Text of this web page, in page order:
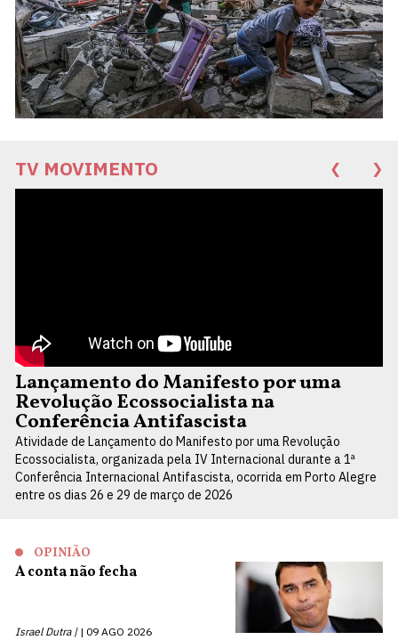
TV MOVIMENTO ❮ ❯
Lançamento do Manifesto por uma
Revolução Ecossocialista na
Conferência Antifascista
Atividade de Lançamento do Manifesto por uma Revolução
Ecossocialista, organizada pela IV Internacional durante a 1ª
Conferência Internacional Antifascista, ocorrida em Porto Alegre
entre os dias 26 e 29 de março de 2026
OPINIÃO
A conta não fecha
Israel Dutra | 09 AGO 2026